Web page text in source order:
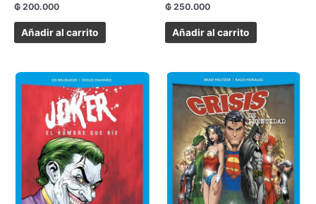
₲ 200.000
Añadir al carrito
₲ 250.000
Añadir al carrito